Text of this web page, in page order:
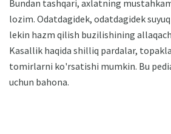
Bundan tashqari, axlatning
lozim. Odatdagidek, odatdagidek
lekin hazm qilish buzilishining
Kasallik haqida shilliq pardalar,
tomirlarni ko'rsatishi mumkin. Bu
uchun bahona.